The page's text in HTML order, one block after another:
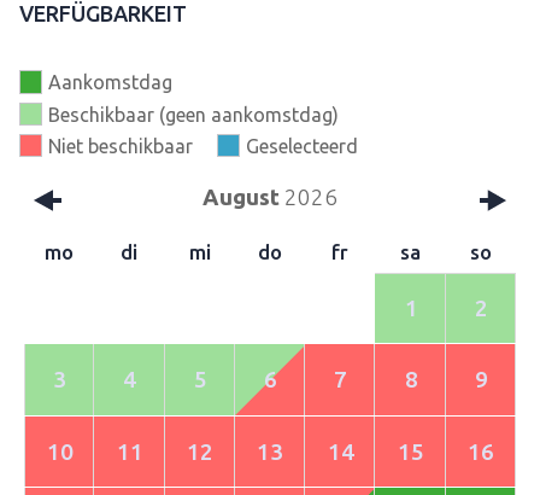
VERFÜGBARKEIT
Aankomstdag
Beschikbaar (geen aankomstdag)
Niet beschikbaar
Geselecteerd
August 2026
mo di mi do fr sa so
1 2
3 4 5 6 7 8 9
10 11 12 13 14 15 16